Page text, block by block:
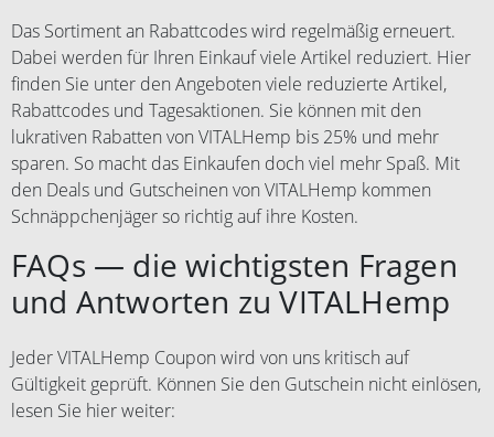
Das Sortiment an Rabattcodes wird regelmäßig erneuert.
Dabei werden für Ihren Einkauf viele Artikel reduziert. Hier
finden Sie unter den Angeboten viele reduzierte Artikel,
Rabattcodes und Tagesaktionen. Sie können mit den
lukrativen Rabatten von VITALHemp bis 25% und mehr
sparen. So macht das Einkaufen doch viel mehr Spaß. Mit
den Deals und Gutscheinen von VITALHemp kommen
Schnäppchenjäger so richtig auf ihre Kosten.
FAQs — die wichtigsten Fragen
und Antworten zu VITALHemp
Jeder VITALHemp Coupon wird von uns kritisch auf
Gültigkeit geprüft. Können Sie den Gutschein nicht einlösen,
lesen Sie hier weiter: